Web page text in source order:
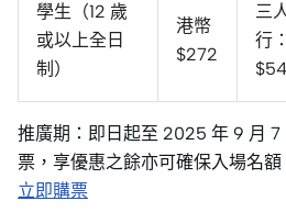
學生（12 歲
或以上全日
制）
港幣
$272
三
行
推廣期：即日起至 2025 年 9 月 7
票，享優惠之餘亦可確保入場名額
立即購票